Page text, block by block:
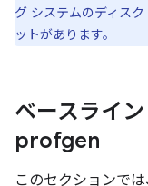
グ システムのディス
ットがあります。
ベースライ
profgen
このセクションで